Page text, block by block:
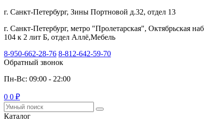
г. Санкт-Петербург, Зины Портновой д.32, отдел 13
г. Санкт-Петербург, метро "Пролетарская", Октябрьская наб
104 к 2 лит Б, отдел Аллё,Мебель
8-950-662-28-76 8-812-642-59-70
Обратный звонок
Пн-Вс: 09:00 - 22:00
0 0 ₽
Каталог